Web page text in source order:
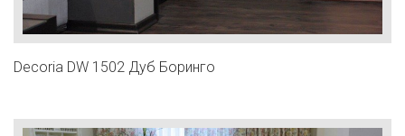
Decoria DW 1502 Дуб Боринго